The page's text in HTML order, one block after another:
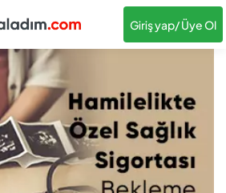
Giriş yap/ Üye Ol